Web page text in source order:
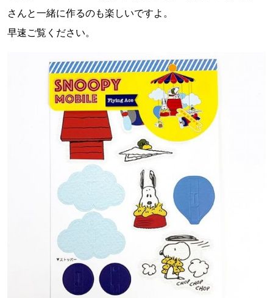
さんと一緒に作るのも楽しいですよ。
早速ご覧ください。